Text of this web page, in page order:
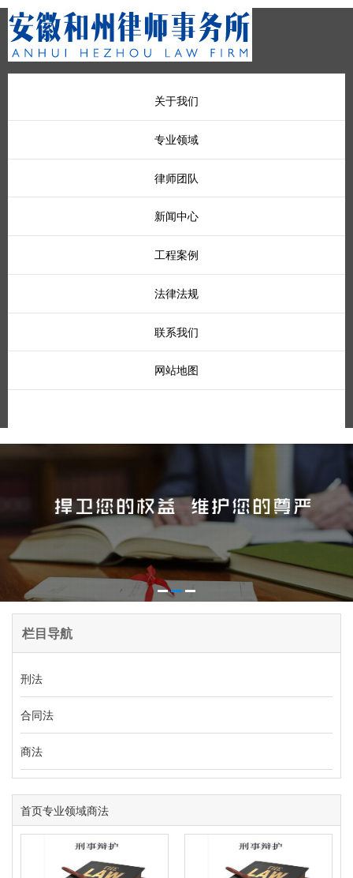
关于我们
专业领域
律师团队
新闻中心
工程案例
法律法规
联系我们
网站地图
栏目导航
刑法
合同法
商法
首页专业领域商法